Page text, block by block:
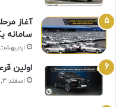
آغاز
سامانه
اردیبهشت ۲۶,
اولین
اسفند ۳, ۱۴۰۱